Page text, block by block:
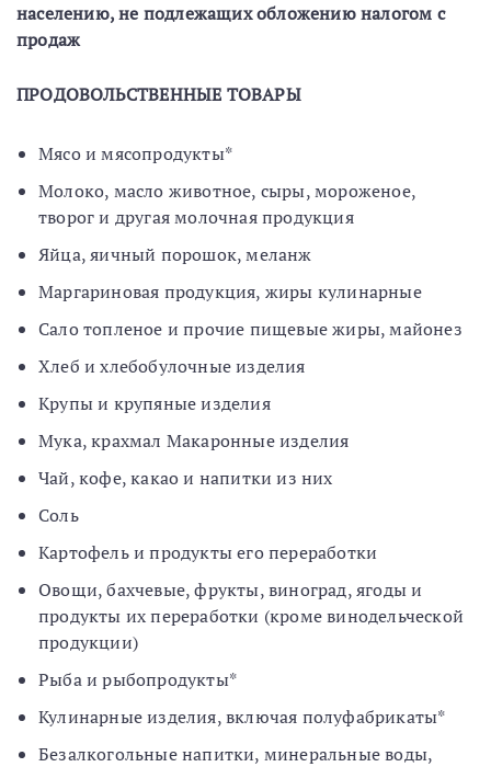
населению, не подлежащих обложению налогом с
продаж
ПРОДОВОЛЬСТВЕННЫЕ ТОВАРЫ
Мясо и мясопродукты*
Молоко, масло животное, сыры, мороженое,
творог и другая молочная продукция
Яйца, яичный порошок, меланж
Маргариновая продукция, жиры кулинарные
Сало топленое и прочие пищевые жиры, майонез
Хлеб и хлебобулочные изделия
Крупы и крупяные изделия
Мука, крахмал Макаронные изделия
Чай, кофе, какао и напитки из них
Соль
Картофель и продукты его переработки
Овощи, бахчевые, фрукты, виноград, ягоды и
продукты их переработки (кроме винодельческой
продукции)
Рыба и рыбопродукты*
Кулинарные изделия, включая полуфабрикаты*
Безалкогольные напитки, минеральные воды,